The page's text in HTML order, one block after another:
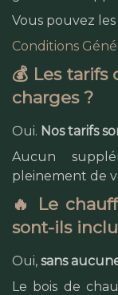
Vous pouvez
Conditions
💰 Les
charges ?
Oui. Nos tarifs
Aucun
pleinement de
🔥 Le
sont-ils
Oui, sans
Le bois de